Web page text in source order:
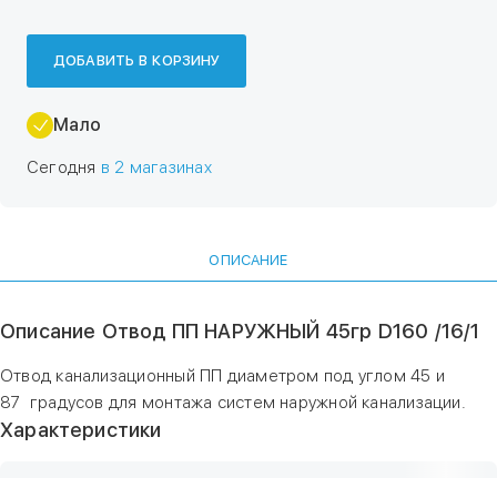
ДОБАВИТЬ В КОРЗИНУ
Мало
Сегодня в 2 магазинах
ОПИСАНИЕ
Описание Отвод ПП НАРУЖНЫЙ 45гр D160 /16/1
Отвод канализационный ПП диаметром под углом 45 и
87 градусов для монтажа систем наружной канализации.
Характеристики